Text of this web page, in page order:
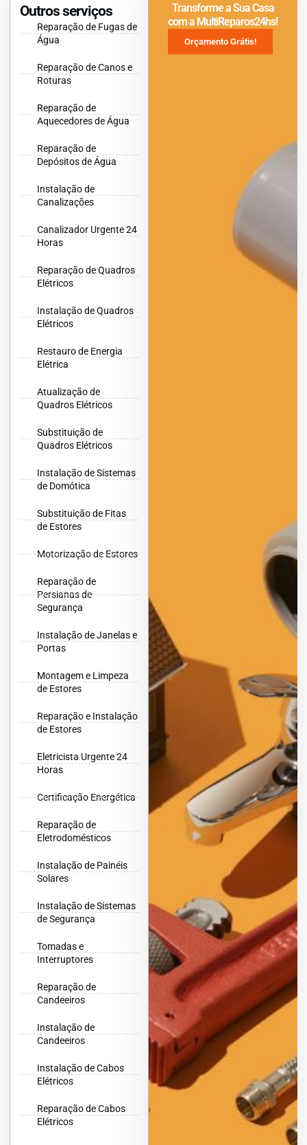
Outros serviços
Reparação de Fugas de
Água
Reparação de Canos e
Roturas
Reparação de
Aquecedores de Água
Reparação de
Depósitos de Água
Instalação de
Canalizações
Canalizador Urgente 24
Horas
Reparação de Quadros
Elétricos
Instalação de Quadros
Elétricos
Restauro de Energia
Elétrica
Atualização de
Quadros Elétricos
Substituição de
Quadros Elétricos
Instalação de Sistemas
de Domótica
Substituição de Fitas
de Estores
Motorização de Estores
Reparação de
Persianas de
Segurança
Instalação de Janelas e
Portas
Montagem e Limpeza
de Estores
Reparação e Instalação
de Estores
Eletricista Urgente 24
Horas
Certificação Energética
Reparação de
Eletrodomésticos
Instalação de Painéis
Solares
Instalação de Sistemas
de Segurança
Tomadas e
Interruptores
Reparação de
Candeeiros
Instalação de
Candeeiros
Instalação de Cabos
Elétricos
Reparação de Cabos
Elétricos
Transforme a Sua Casa
com a MultiReparos24hs!
Orçamento Grátis!